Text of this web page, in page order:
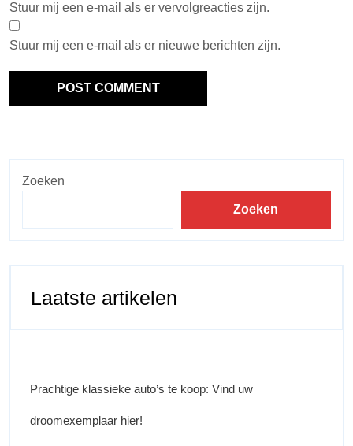
Stuur mij een e-mail als er vervolgreacties zijn.
Stuur mij een e-mail als er nieuwe berichten zijn.
Zoeken
Zoeken
Laatste artikelen
Prachtige klassieke auto’s te koop: Vind uw
droomexemplaar hier!